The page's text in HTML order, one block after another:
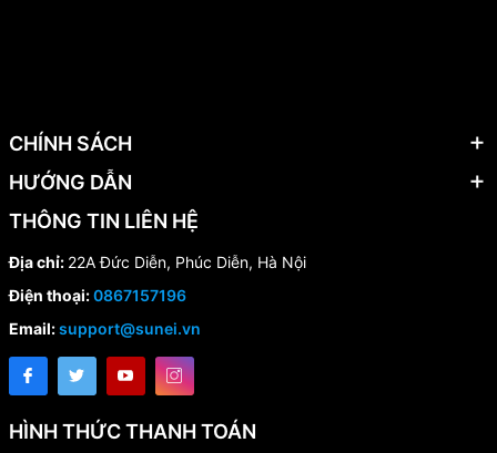
CHÍNH SÁCH
HƯỚNG DẪN
THÔNG TIN LIÊN HỆ
Địa chỉ: 22A Đức Diễn, Phúc Diễn, Hà Nội
Điện thoại:0867157196
Email:support@sunei.vn
HÌNH THỨC THANH TOÁN